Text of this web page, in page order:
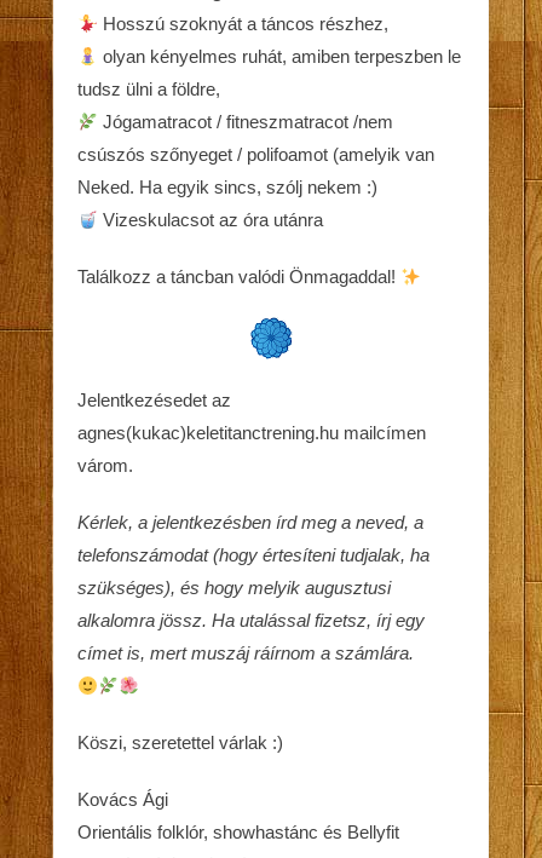
Hosszú szoknyát a táncos részhez,
olyan kényelmes ruhát, amiben terpeszben le
tudsz ülni a földre,
Jógamatracot / fitneszmatracot /nem
csúszós szőnyeget / polifoamot (amelyik van
Neked. Ha egyik sincs, szólj nekem :)
Vizeskulacsot az óra utánra
Találkozz a táncban valódi Önmagaddal!
Jelentkezésedet az
agnes(kukac)keletitanctrening.hu mailcímen
várom.
Kérlek, a jelentkezésben írd meg a neved, a
telefonszámodat (hogy értesíteni tudjalak, ha
szükséges), és hogy melyik augusztusi
alkalomra jössz. Ha utalással fizetsz, írj egy
címet is, mert muszáj ráírnom a számlára.
Köszi, szeretettel várlak :)
Kovács Ági
Orientális folklór, showhastánc és Bellyfit